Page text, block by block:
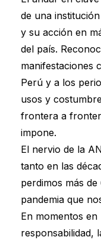
de una
y su acción en
del país.
manifestaciones
Perú y a los
usos y
frontera a
impone.
El nervio de la
tanto en las
perdimos más
pandemia que
En momentos en
responsabilidad,